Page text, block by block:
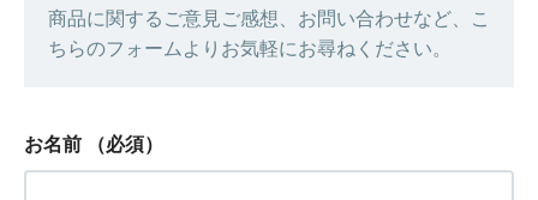
商品に関するご意見ご感想、お問い合わせなど、こ
ちらのフォームよりお気軽にお尋ねください。
お名前 （必須）